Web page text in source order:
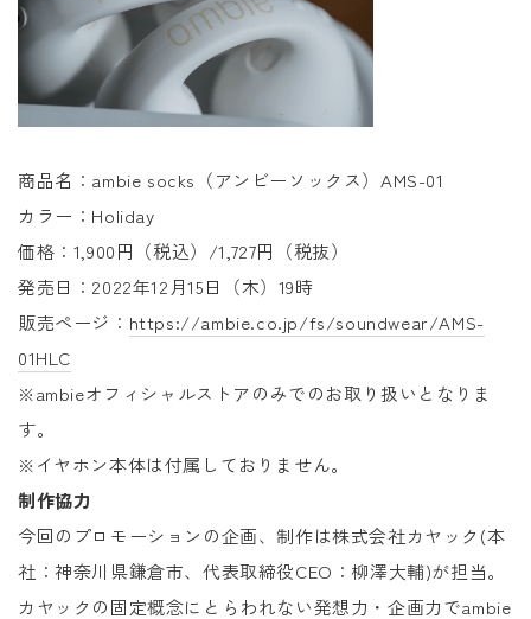
商品名：ambie socks（アンビーソックス）AMS-01
カラー：Holiday
価格：1,900円（税込）/1,727円（税抜）
発売日：2022年12月15日（木）19時
販売ページ： https://ambie.co.jp/fs/soundwear/AMS-
01HLC
※ambieオフィシャルストアのみでのお取り扱いとなりま
す。
※イヤホン本体は付属しておりません。
制作協力
今回のプロモーションの企画、制作は株式会社カヤック(本
社：神奈川県鎌倉市、代表取締役CEO：柳澤大輔)が担当。
カヤックの固定概念にとらわれない発想力・企画力でambie